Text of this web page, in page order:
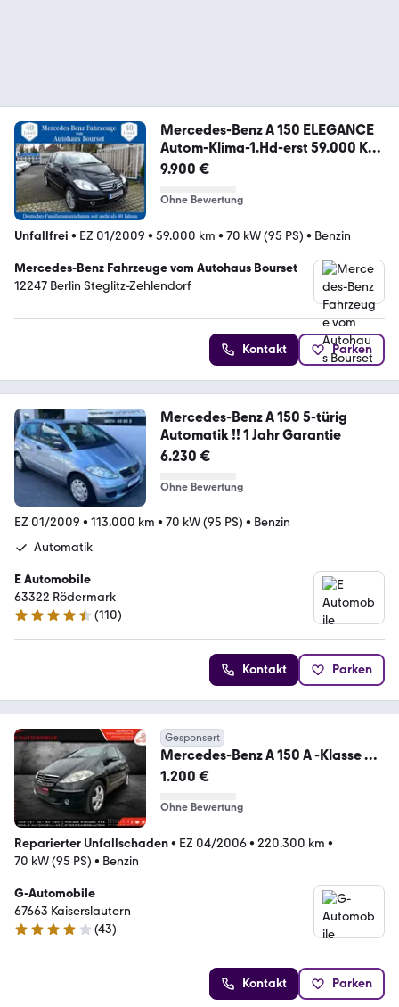
Mercedes-Benz A 150 ELEGANCE
Autom-Klima-1.Hd-erst 59.000 KM
S
9.900 €
Ohne Bewertung
Unfallfrei • EZ 01/2009 • 59.000 km • 70 kW (95 PS) • Benzin
Mercedes-Benz Fahrzeuge vom Autohaus Bourset
12247 Berlin Steglitz-Zehlendorf
Kontakt Parken
Mercedes-Benz A 150 5-türig
Automatik !! 1 Jahr Garantie
6.230 €
Ohne Bewertung
EZ 01/2009 • 113.000 km • 70 kW (95 PS) • Benzin
Automatik
E Automobile
63322 Rödermark
4.6 Sterne
(110)
Kontakt Parken
Gesponsert
Mercedes-Benz A 150 A -Klasse A
150
1.200 €
Ohne Bewertung
Reparierter Unfallschaden• EZ 04/2006• 220.300 km •
70 kW (95 PS) • Benzin
G-Automobile
67663 Kaiserslautern
3.8 Sterne
(43)
Kontakt Parken